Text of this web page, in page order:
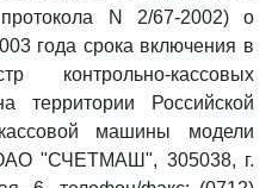
N 2/67-2002) о
года срока включения в
контрольно-кассовых
территории Российской
машины модели
"СЧЕТМАШ", 305038, г.